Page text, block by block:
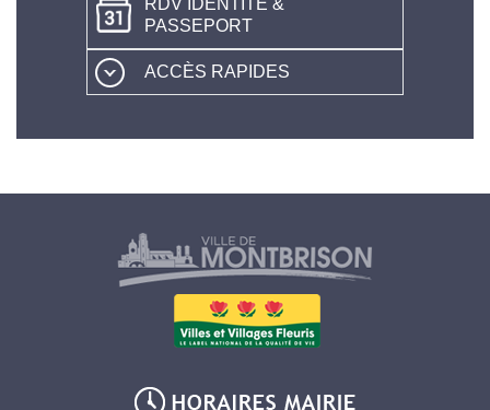
RDV IDENTITÉ &
PASSEPORT
ACCÈS RAPIDES